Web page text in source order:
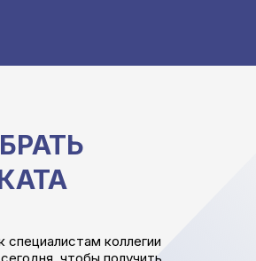
специалистам коллегии